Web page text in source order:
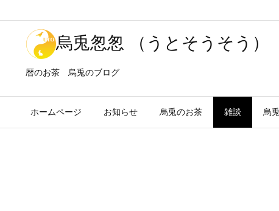
烏兎怱怱 （うとそうそう）
暦のお茶 烏兎のブログ
ホームページ お知らせ 烏兎のお茶 雑談 烏